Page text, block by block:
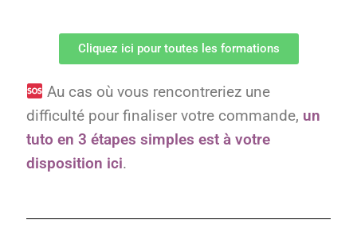
Autres
Tuto
Témoignages clients et preuves
Cliquez ici pour toutes les formations
Au cas où vous rencontreriez une
difficulté pour finaliser votre commande, un
tuto en 3 étapes simples est à votre
disposition ici.